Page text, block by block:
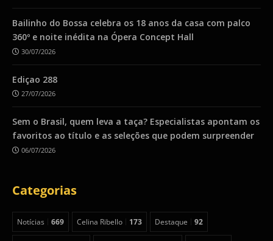
Bailinho do Bossa celebra os 18 anos da casa com palco
360º e noite inédita na Ópera Concept Hall
30/07/2026
Ediçao 288
27/07/2026
Sem o Brasil, quem leva a taça? Especialistas apontam os
favoritos ao título e as seleções que podem surpreender
06/07/2026
Categorias
Notícias 669 Celina Ribello 173 Destaque 92